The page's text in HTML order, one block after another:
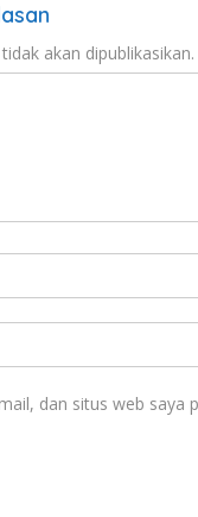
akan dipublikasikan.
dan situs web saya